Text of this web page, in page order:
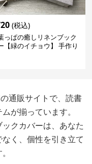
(税込)
っぱの癒しリネンブック
【緑のイチョウ】 手作り
通販サイトで、読書
が揃っています。
クカバーは、あなた
く、個性を引き立て